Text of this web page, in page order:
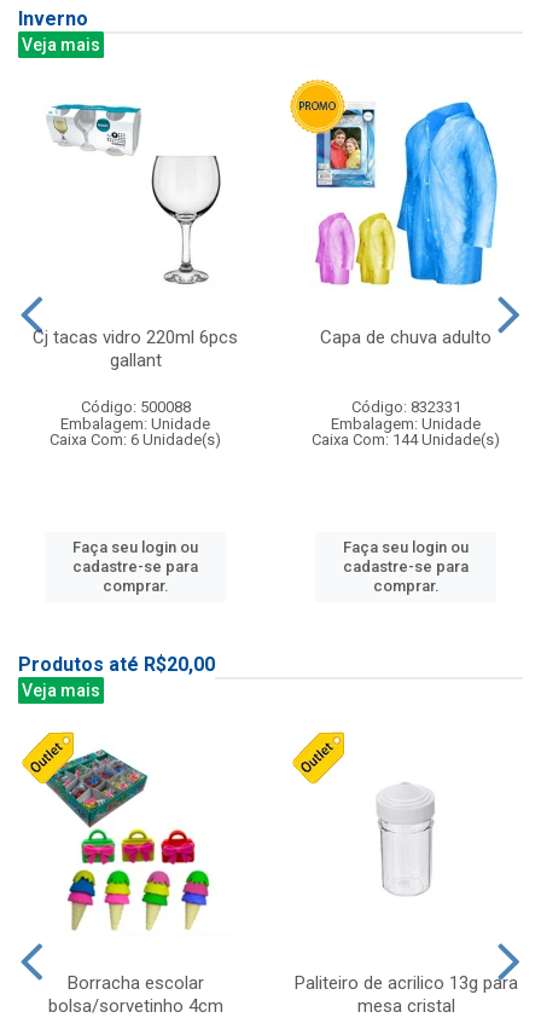
Inverno
Veja mais
Cj tacas vidro 220ml 6pcs
gallant
Código: 500088
Embalagem: Unidade
Caixa Com: 6 Unidade(s)
Faça seu login ou
cadastre-se para
comprar.
Capa de chuva adulto
Código: 832331
Embalagem: Unidade
Caixa Com: 144 Unidade(s)
Faça seu login ou
cadastre-se para
comprar.
Produtos até R$20,00
Veja mais
Borracha escolar
bolsa/sorvetinho 4cm
Paliteiro de acrilico 13g para
mesa cristal